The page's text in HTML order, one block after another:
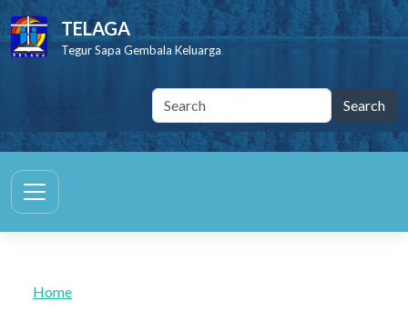
Skip to main content
TELAGA
Tegur Sapa Gembala Keluarga
Home